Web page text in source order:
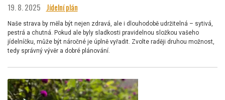
19. 8. 2025 Jídelní plán
Naše strava by měla být nejen zdravá, ale i dlouhodobě udržitelná – sytivá,
pestrá a chutná. Pokud ale byly sladkosti pravidelnou složkou vašeho
jídelníčku, může být náročné je úplně vyřadit. Zvolte raději druhou možnost,
tedy správný vývěr a dobré plánování.